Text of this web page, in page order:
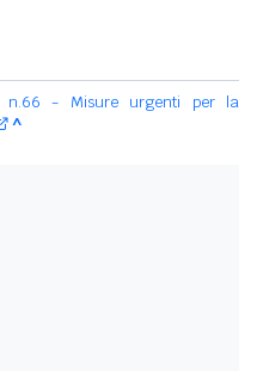
n.66 - Misure urgenti per la
^